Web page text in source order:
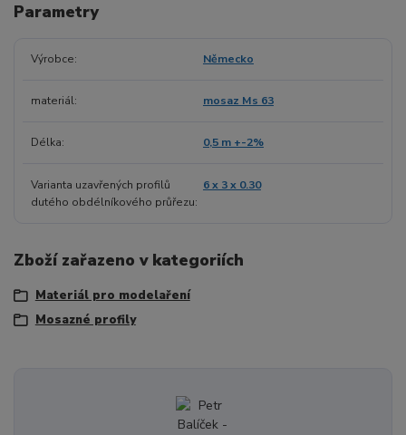
Parametry
Výrobce Německo
materiál mosaz Ms 63
Délka 0,5 m +-2%
Varianta uzavřených profilů
dutého obdélníkového průřezu
6 x 3 x 0.30
Zboží zařazeno v kategoriích
Materiál pro modelaření
Mosazné profily